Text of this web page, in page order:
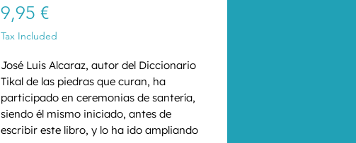
9,95 €Price
Tax Included
José Luis Alcaraz, autor del Diccionario
Tikal de las piedras que curan, ha
participado en ceremonias de santería,
siendo él mismo iniciado, antes de
escribir este libro, y lo ha ido ampliando